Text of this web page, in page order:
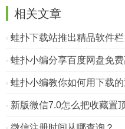
相关文章
蛙扑下载站推出精品软件
蛙扑小编分享百度网盘免
蛙扑小编教你如何用下载
新版微信7.0怎么把收藏置